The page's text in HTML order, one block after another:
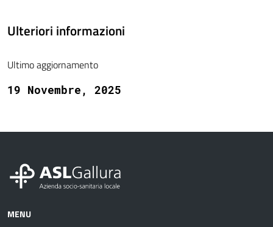
Ulteriori informazioni
Ultimo aggiornamento
19 Novembre, 2025
MENU